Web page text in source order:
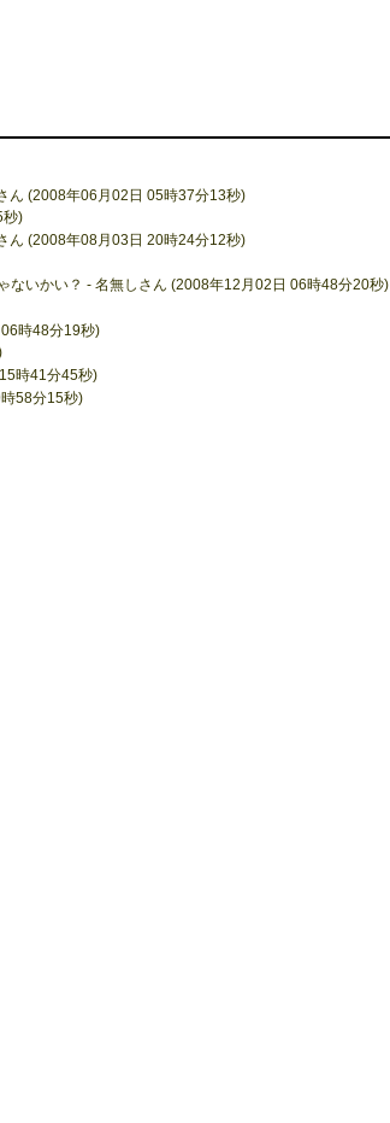
ん (2008年06月02日 05時37分13秒)
秒)
ん (2008年08月03日 20時24分12秒)
いかい？ - 名無しさん (2008年12月02日 06時48分20秒)
時48分19秒)
時41分45秒)
58分15秒)